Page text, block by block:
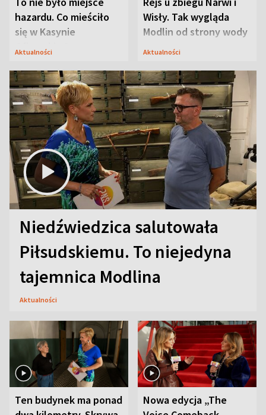
hazardu. Co mieściło
się w Kasynie
Oficerskim?
Aktualności
Wisły. Tak wygląda
Modlin od strony wody
Aktualności
Niedźwiedzica salutowała
Piłsudskiemu. To niejedyna
tajemnica Modlina
Aktualności
Ten budynek ma ponad
Nowa edycja „The